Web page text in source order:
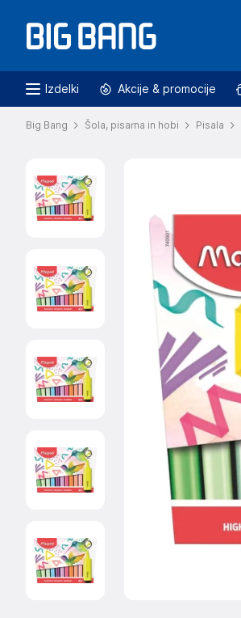
Izdelki Akcije & promocije
Big Bang Šola, pisarna in hobi Pisala